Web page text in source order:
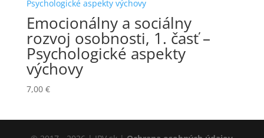
Emocionálny a sociálny
rozvoj osobnosti, 1. časť –
Psychologické aspekty
výchovy
7,00 €